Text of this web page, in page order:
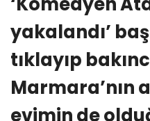
yakalandı’
tıklayıp
Marmara’nın
evimin de